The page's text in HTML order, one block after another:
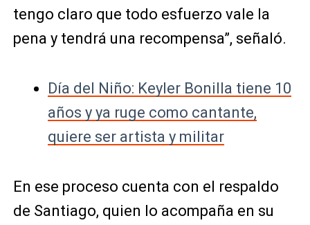
tengo claro que todo esfuerzo vale la
pena y tendrá una recompensa”, señaló.
Día del Niño: Keyler Bonilla tiene 10
años y ya ruge como cantante,
quiere ser artista y militar
En ese proceso cuenta con el respaldo
de Santiago, quien lo acompaña en su